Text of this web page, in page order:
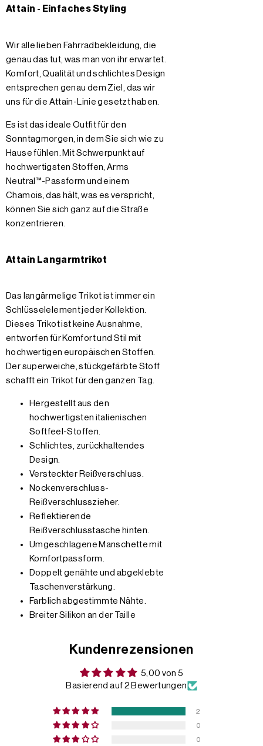
Attain - Einfaches Styling
Wir alle lieben Fahrradbekleidung, die
genau das tut, was man von ihr erwartet.
Komfort, Qualität und schlichtes Design
entsprechen genau dem Ziel, das wir
uns für die Attain-Linie gesetzt haben.
Es ist das ideale Outfit für den
Sonntagmorgen, in dem Sie sich wie zu
Hause fühlen. Mit Schwerpunkt auf
hochwertigsten Stoffen, Arms
Neutral™-Passform und einem
Chamois, das hält, was es verspricht,
können Sie sich ganz auf die Straße
konzentrieren.
Attain Langarmtrikot
Das langärmelige Trikot ist immer ein
Schlüsselelement jeder Kollektion.
Dieses Trikot ist keine Ausnahme,
entworfen für Komfort und Stil mit
hochwertigen europäischen Stoffen.
Der superweiche, stückgefärbte Stoff
schafft ein Trikot für den ganzen Tag.
Hergestellt aus den
hochwertigsten italienischen
Softfeel-Stoffen.
Schlichtes, zurückhaltendes
Design.
Versteckter Reißverschluss.
Nockenverschluss-
Reißverschlusszieher.
Reflektierende
Reißverschlusstasche hinten.
Umgeschlagene Manschette mit
Komfortpassform.
Doppelt genähte und abgeklebte
Taschenverstärkung.
Farblich abgestimmte Nähte.
Breiter Silikon an der Taille
Kundenrezensionen
5,00 von 5
Basierend auf 2 Bewertungen
2
0
0